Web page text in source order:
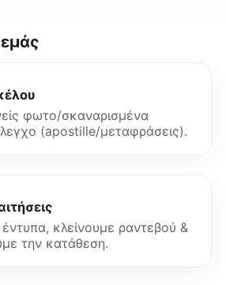
φωτο/σκαναρισμένα
(apostille/μεταφράσεις).
κλείνουμε ραντεβού &
την κατάθεση.